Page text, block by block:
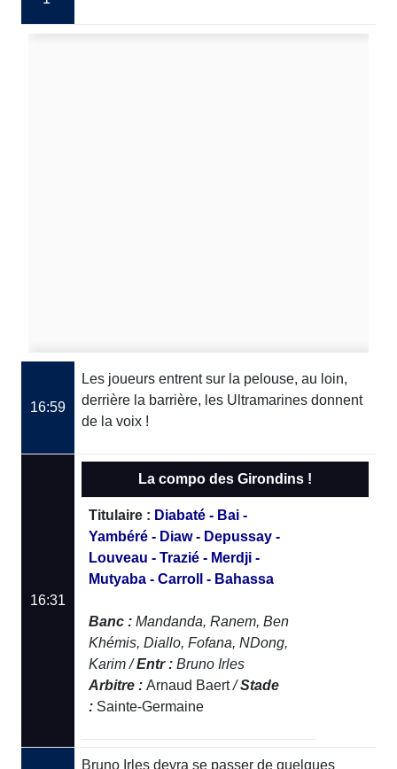
16:59
Les joueurs entrent sur la pelouse, au loin,
derrière la barrière, les Ultramarines donnent
de la voix !
16:31
La compo des Girondins !
Titulaire : Diabaté - Bai -
Yambéré - Diaw - Depussay -
Louveau - Trazié - Merdji -
Mutyaba - Carroll - Bahassa
Banc : Mandanda, Ranem, Ben
Khémis, Diallo, Fofana, NDong,
Karim /Entr : Bruno Irles
Arbitre : Arnaud Baert/Stade
: Sainte-Germaine
Bruno Irles devra se passer de quelques